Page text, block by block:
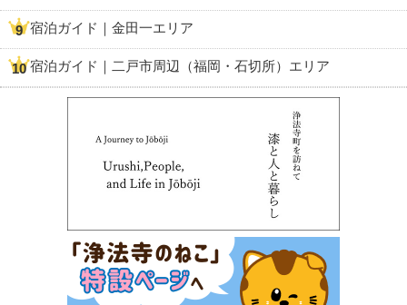
宿泊ガイド｜金田一エリア
宿泊ガイド｜二戸市周辺（福岡・石切所）エリア